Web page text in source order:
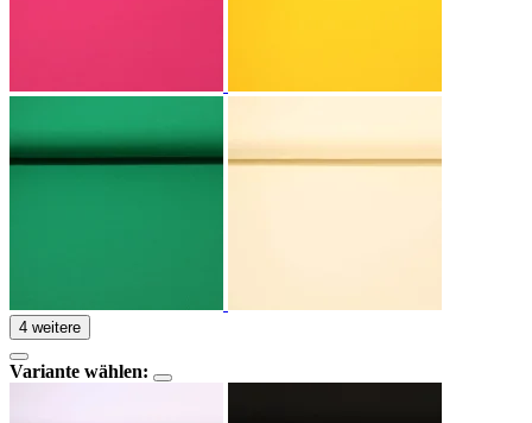
4 weitere
Variante wählen: